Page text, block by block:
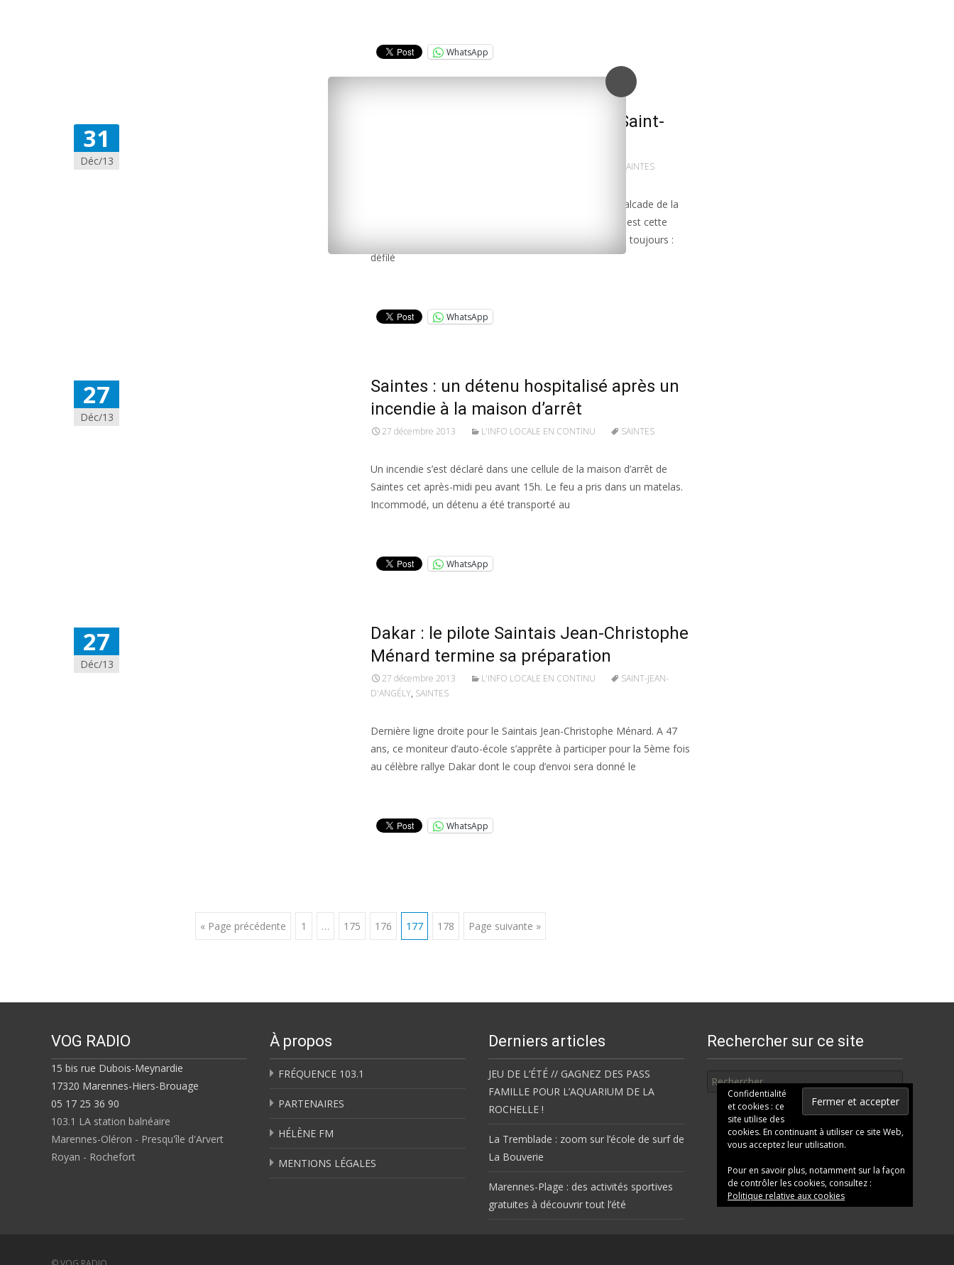
WhatsApp
31
Déc/13
Saintes : 54ème cavalcade de la Saint-
SAINTES
Rendez-vous ce soir à Saintes pour la traditionnelle cavalcade de la
Saint-Sylvestre. Un événement unique en Europe qui en est cette
année à sa 54ème édition. Avec au programme comme toujours :
défilé
WhatsApp
27
Déc/13
Saintes : un détenu hospitalisé après un
incendie à la maison d’arrêt
27 décembre 2013 L'INFO LOCALE EN CONTINU SAINTES
Un incendie s’est déclaré dans une cellule de la maison d’arrêt de
Saintes cet après-midi peu avant 15h. Le feu a pris dans un matelas.
Incommodé, un détenu a été transporté au
WhatsApp
27
Déc/13
Dakar : le pilote Saintais Jean-Christophe
Ménard termine sa préparation
27 décembre 2013 L'INFO LOCALE EN CONTINU
SAINT-JEAN-
D'ANGÉLY, SAINTES
Dernière ligne droite pour le Saintais Jean-Christophe Ménard. A 47
ans, ce moniteur d’auto-école s’apprête à participer pour la 5ème fois
au célèbre rallye Dakar dont le coup d’envoi sera donné le
WhatsApp
« Page précédente 1 … 175 176 177 178 Page suivante »
VOG RADIO
15 bis rue Dubois-Meynardie
17320 Marennes-Hiers-Brouage
05 17 25 36 90
103.1 LA station balnéaire
Marennes-Oléron - Presqu'île d'Arvert
Royan - Rochefort
À propos
FRÉQUENCE 103.1
PARTENAIRES
HÉLÈNE FM
MENTIONS LÉGALES
Derniers articles
JEU DE L’ÉTÉ // GAGNEZ DES PASS
FAMILLE POUR L’AQUARIUM DE LA
ROCHELLE !
La Tremblade : zoom sur l’école de surf de
La Bouverie
Marennes-Plage : des activités sportives
gratuites à découvrir tout l’été
Rechercher sur ce site
Confidentialité
et cookies : ce
site utilise des
cookies. En continuant à utiliser ce site Web,
vous acceptez leur utilisation.
Pour en savoir plus, notamment sur la façon
de contrôler les cookies, consultez :
Politique relative aux cookies